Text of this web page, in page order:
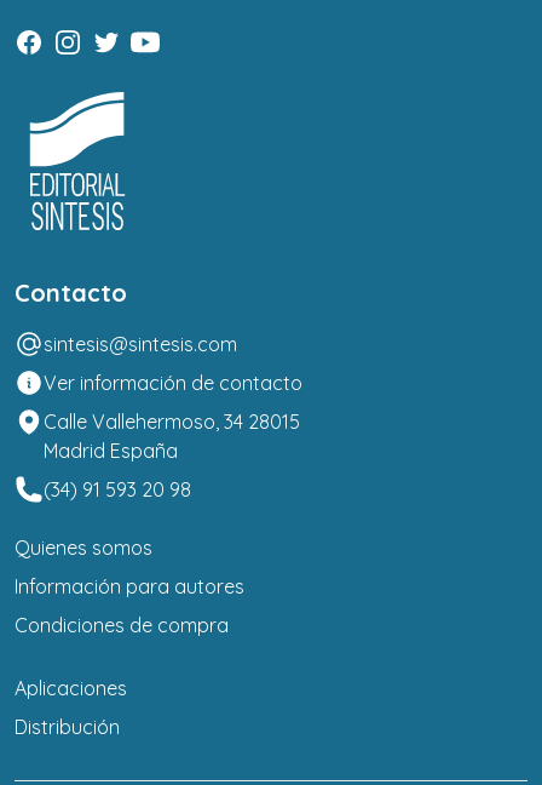
Contacto
sintesis@sintesis.com
Ver información de contacto
Calle Vallehermoso, 34 28015
Madrid España
(34) 91 593 20 98
Quienes somos
Información para autores
Condiciones de compra
Aplicaciones
Distribución